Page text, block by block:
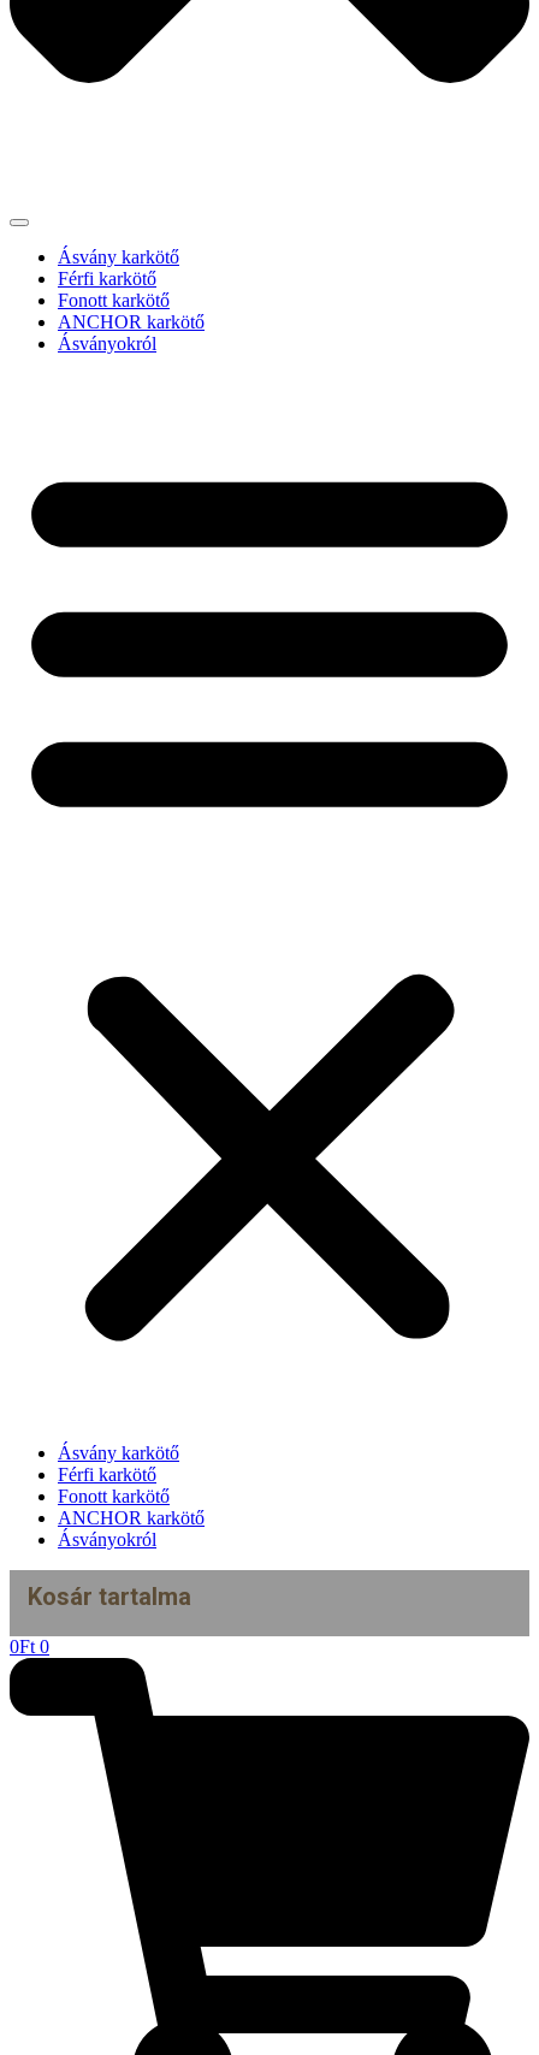
Ásvány karkötő
Férfi karkötő
Fonott karkötő
ANCHOR karkötő
Ásványokról
Ásvány karkötő
Férfi karkötő
Fonott karkötő
ANCHOR karkötő
Ásványokról
Kosár tartalma
0Ft 0